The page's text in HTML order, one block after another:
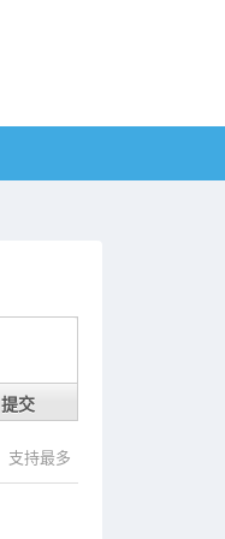
提交
支持最多